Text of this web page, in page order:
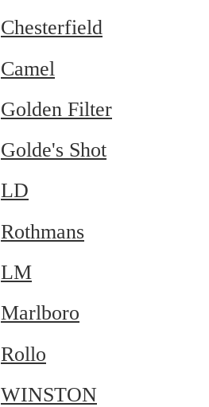
Chesterfield
Camel
Golden Filter
Golde's Shot
LD
Rothmans
LM
Marlboro
Rollo
WINSTON